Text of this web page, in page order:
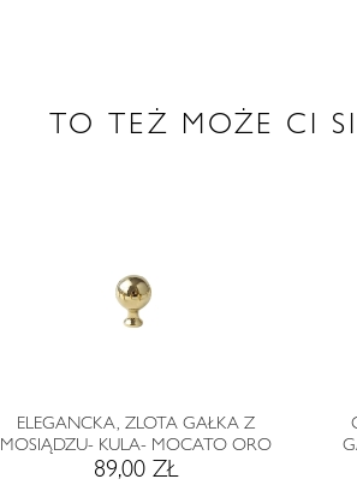
TO TEŻ MOŻE CI
ELEGANCKA, ZLOTA GAŁKA Z
MOSIĄDZU- KULA- MOCATO ORO
89,00 ZŁ